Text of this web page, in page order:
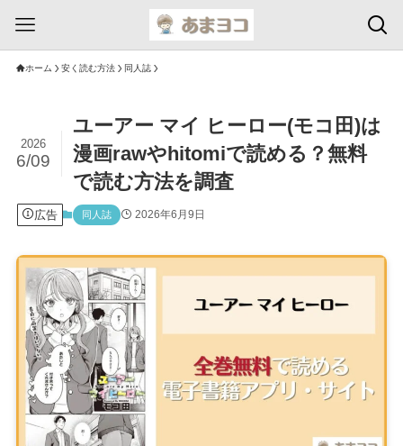
ホーム 安く読む方法 同人誌
ユーアー マイ ヒーロー(モコ田)は
漫画rawやhitomiで読める？無料
で読む方法を調査
2026
6/09
広告 同人誌 2026年6月9日